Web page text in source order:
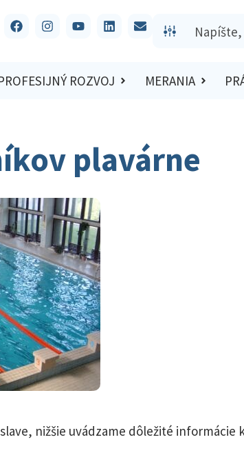
ROZVOJ MERANIA
plavárne
nižšie uvádzame dôležité informácie k